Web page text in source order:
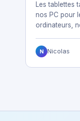
Les tablettes
nos PC pour
ordinateurs,
N Nicolas